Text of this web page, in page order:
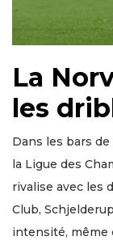
La
les
Dans les bars
la Ligue des
rivalise avec les
Club,
intensité, même